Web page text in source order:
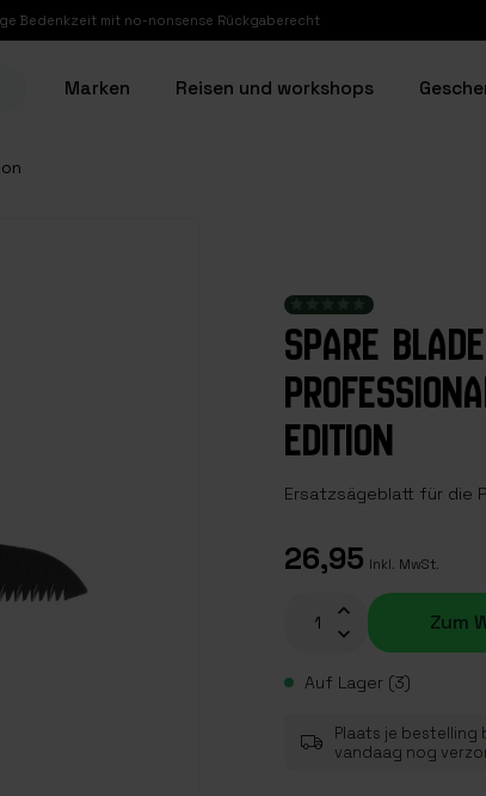
Bedenkzeit mit no-nonsense Rückgaberecht
Marken Reisen und workshops
SPARE
EDITION
Ersatzsägeblatt für die
26,95 Inkl. MwSt.
Zum
Auf Lager (3)
Plaats je bestelling
vandaag nog